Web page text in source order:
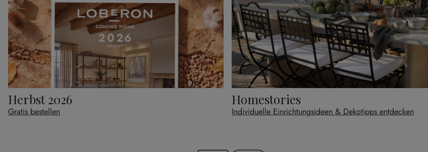
Herbst 2026
Gratis bestellen
Homestories
Individuelle Einrichtungsideen & Dekotipps entdecken